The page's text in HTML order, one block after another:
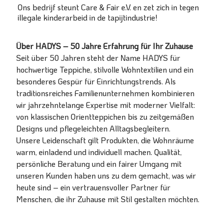
Ons bedrijf steunt Care & Fair e.V. en zet zich in tegen
illegale kinderarbeid in de tapijtindustrie!
Über HADYS – 50 Jahre Erfahrung für Ihr Zuhause
Seit über 50 Jahren steht der Name HADYS für
hochwertige Teppiche, stilvolle Wohntextilien und ein
besonderes Gespür für Einrichtungstrends. Als
traditionsreiches Familienunternehmen kombinieren
wir jahrzehntelange Expertise mit moderner Vielfalt:
von klassischen Orientteppichen bis zu zeitgemäßen
Designs und pflegeleichten Alltagsbegleitern.
Unsere Leidenschaft gilt Produkten, die Wohnräume
warm, einladend und individuell machen. Qualität,
persönliche Beratung und ein fairer Umgang mit
unseren Kunden haben uns zu dem gemacht, was wir
heute sind – ein vertrauensvoller Partner für
Menschen, die ihr Zuhause mit Stil gestalten möchten.